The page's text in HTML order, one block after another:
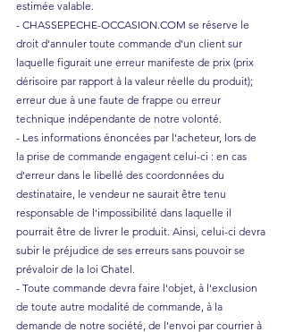
estimée valable.
- CHASSEPECHE-OCCASION.COM se réserve le
droit d'annuler toute commande d'un client sur
laquelle figurait une erreur manifeste de prix (prix
dérisoire par rapport à la valeur réelle du produit);
erreur due à une faute de frappe ou erreur
technique indépendante de notre volonté.
- Les informations énoncées par l'acheteur, lors de
la prise de commande engagent celui-ci : en cas
d'erreur dans le libellé des coordonnées du
destinataire, le vendeur ne saurait être tenu
responsable de l'impossibilité dans laquelle il
pourrait être de livrer le produit. Ainsi, celui-ci devra
subir le préjudice de ses erreurs sans pouvoir se
prévaloir de la loi Chatel.
- Toute commande devra faire l'objet, à l'exclusion
de toute autre modalité de commande, à la
demande de notre société, de l'envoi par courrier à